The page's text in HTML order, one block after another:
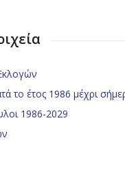
το έτος 1986 μέχρι
1986-2029